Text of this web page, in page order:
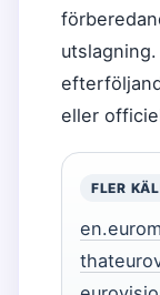
eller
FLER